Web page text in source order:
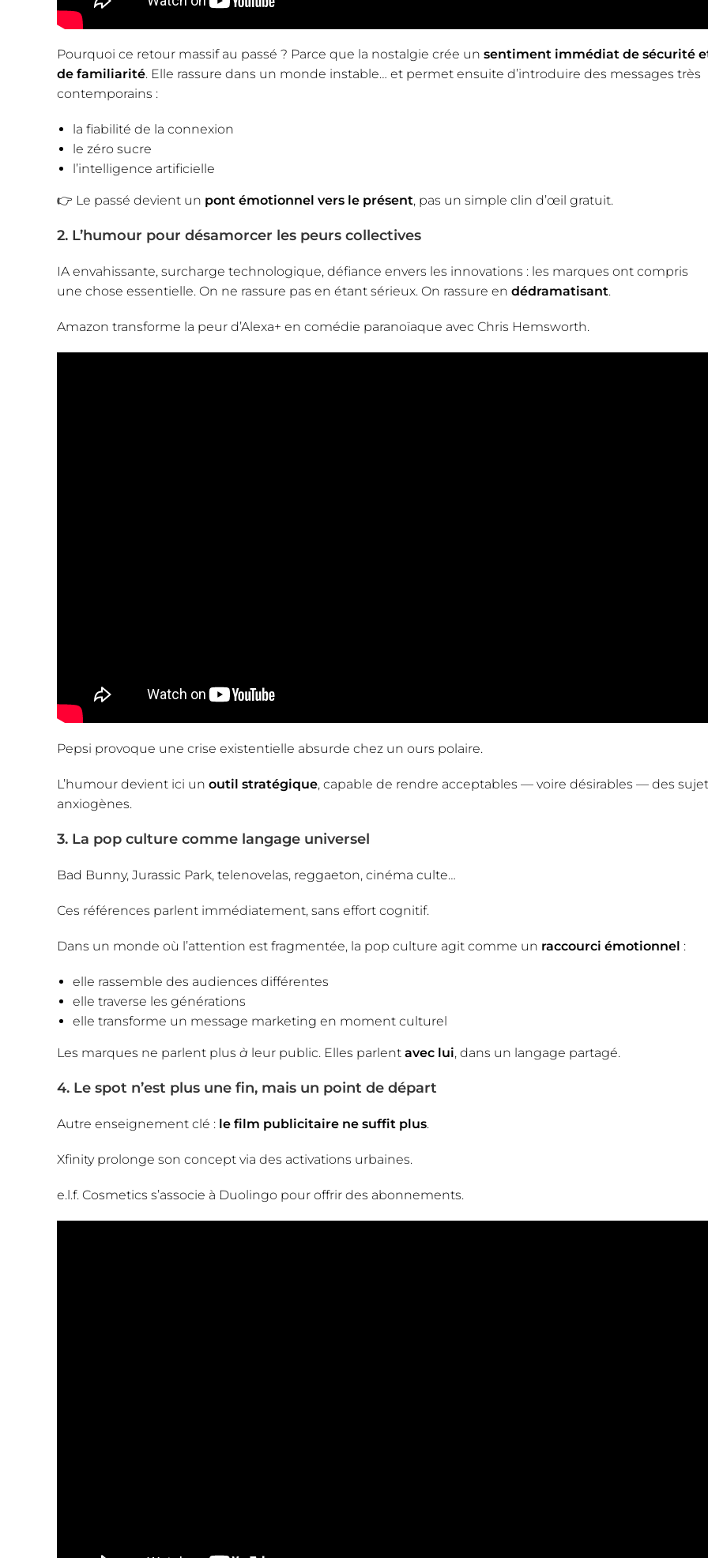
Pourquoi ce retour massif au passé ? Parce que la nostalgie crée un sentiment immédiat de sécurité
de familiarité. Elle rassure dans un monde instable… et permet ensuite d’introduire des messages très
contemporains :
la fiabilité de la connexion
le zéro sucre
l’intelligence artificielle
👉 Le passé devient un pont émotionnel vers le présent, pas un simple clin d’œil gratuit.
2. L’humour pour désamorcer les peurs collectives
IA envahissante, surcharge technologique, défiance envers les innovations : les marques ont compris
une chose essentielle. On ne rassure pas en étant sérieux. On rassure en dédramatisant.
Amazon transforme la peur d’Alexa+ en comédie paranoïaque avec Chris Hemsworth.
Pepsi provoque une crise existentielle absurde chez un ours polaire.
L’humour devient ici un outil stratégique, capable de rendre acceptables — voire désirables — des
anxiogènes.
3. La pop culture comme langage universel
Bad Bunny, Jurassic Park, telenovelas, reggaeton, cinéma culte…
Ces références parlent immédiatement, sans effort cognitif.
Dans un monde où l’attention est fragmentée, la pop culture agit comme un raccourci émotionnel :
elle rassemble des audiences différentes
elle traverse les générations
elle transforme un message marketing en moment culturel
Les marques ne parlent plus à leur public. Elles parlent avec lui, dans un langage partagé.
4. Le spot n’est plus une fin, mais un point de départ
Autre enseignement clé : le film publicitaire ne suffit plus.
Xfinity prolonge son concept via des activations urbaines.
e.l.f. Cosmetics s’associe à Duolingo pour offrir des abonnements.